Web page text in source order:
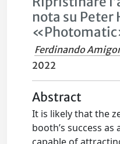
nota su Peter
Ferdinando
2022
Abstract
It is likely that the
booth’s success as